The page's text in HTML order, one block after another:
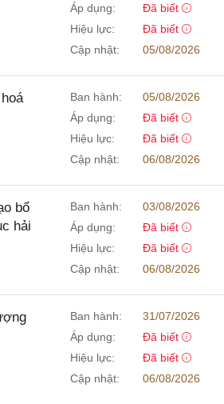
Áp dụng:
Đã biết
Hiệu lực:
Đã biết
Cập nhật:
05/08/2026
Ban hành:
05/08/2026
Áp dụng:
Đã biết
Hiệu lực:
Đã biết
Cập nhật:
06/08/2026
bổ
hải
Ban hành:
03/08/2026
Áp dụng:
Đã biết
Hiệu lực:
Đã biết
Cập nhật:
06/08/2026
Ban hành:
31/07/2026
Áp dụng:
Đã biết
Hiệu lực:
Đã biết
Cập nhật:
06/08/2026